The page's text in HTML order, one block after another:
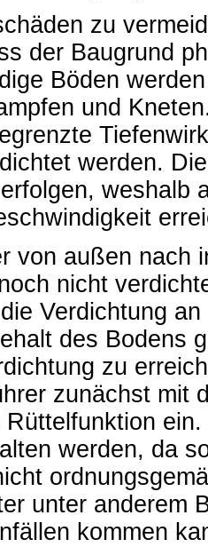
zu
der Baugrund
Böden
und
werden.
weshalb
von außen nach
nicht
Verdichtung
des Bodens
zu
zunächst mit
werden, da
unter anderem
kommen